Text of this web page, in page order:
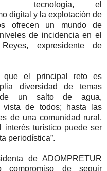
tecnología, el
digital y la explotación de
ofrecen un mundo de
de incidencia en el
expresidente de
que el principal reto es
diversidad de temas
un salto de agua,
de todos; hasta las
de una comunidad rural,
interés turístico puede ser
periodística”.
de ADOMPRETUR
compromiso de seguir